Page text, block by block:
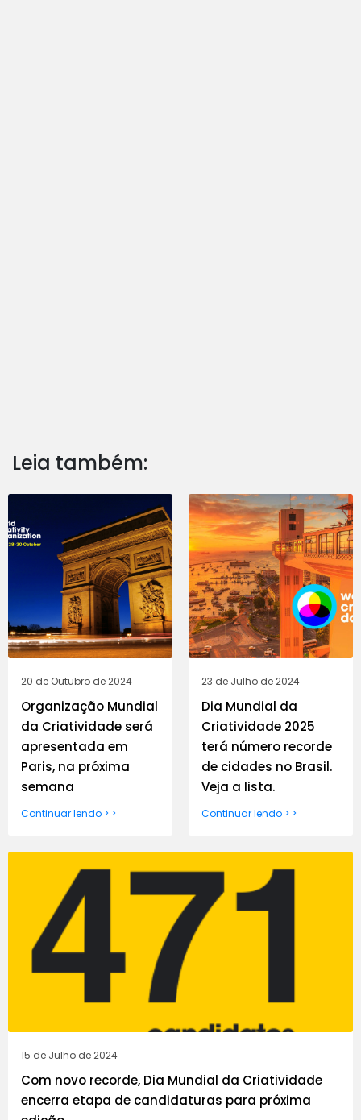
Leia também:
20 de Outubro de 2024
Organização Mundial
da Criatividade será
apresentada em
Paris, na próxima
semana
Continuar lendo > >
23 de Julho de 2024
Dia Mundial da
Criatividade 2025
terá número recorde
de cidades no Brasil.
Veja a lista.
Continuar lendo > >
15 de Julho de 2024
Com novo recorde, Dia Mundial da Criatividade
encerra etapa de candidaturas para próxima